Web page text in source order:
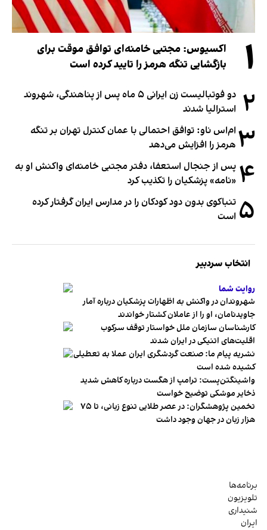
۱
اکسیوس: مجتبی خامنه‌ای توافق موقت برای
بازگشایی تنگه هرمز را تایید کرده است
۲
دو فوتبالیست زن ایرانی ۵ ماه پس از پناهندگی، شهروند
استرالیا شدند
۳ ام‌اس ناو: توافق احتمالی با عمان کنترل تهران بر تنگه
هرمز را افزایش می‌دهد
۴ پس از جنجال استعفا، دفتر مجتبی خامنه‌ای واکنش او به
«نامه» پزشکیان را تکذیب کرد
۵ تنباکوی بدون دود کودکان را در مدارس ایران گرفتار کرده
است
انتخاب سردبیر
روایت شما
شهروندان در واکنش به اظهارات پزشکیان درباره آمار
جاویدنامان، او را از عاملان کشتار خواندند
کارشناسان سازمان ملل خواستار توقف سرکوب
اقلیت‌های اتنیکی در ایران شدند
نشریه پیام ما: صنعت گردشگری ایران عملا به تعطیلی
کشیده شده است
واشینگتن‌پست: ترامپ از هگست درباره کاهش شدید
ذخایر موشکی توضیح خواست
تخمین پژوهشگران: در عصر طلایی تنوع زبانی، تا ۷۵
هزار زبان در جهان وجود داشت
برنامه‌ها
تلویزیون
شنیداری
ایران